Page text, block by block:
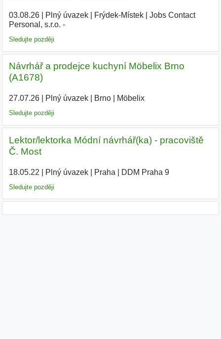
03.08.26| Plný úvazek| Frýdek-Místek|
Jobs Contact
Personal, s.r.o. -|
Sledujte později
Návrhář a prodejce kuchyní Möbelix Brno
(A1678)
27.07.26| Plný úvazek| Brno| Möbelix
Sledujte později
Lektor/lektorka Módní návrhář(ka) - pracoviště
Č. Most
18.05.22 Plný úvazek| Praha DDM Praha 9
Sledujte později